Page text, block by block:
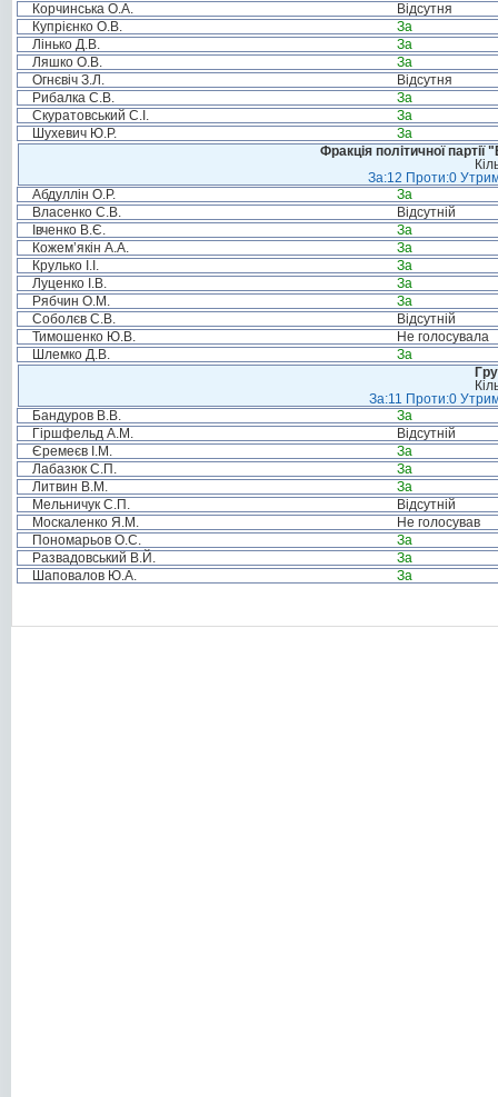
Корчинська О.А.
Відсутня
Купрієнко О.В.
За
Лінько Д.В.
За
Ляшко О.В.
За
Огнєвіч З.Л.
Відсутня
Рибалка С.В.
За
Скуратовський С.І.
За
Шухевич Ю.Р.
За
Фракція політичної
За:12 Проти:0
Абдуллін О.Р.
За
Власенко С.В.
Відсутній
Івченко В.Є.
За
Кожем’якін А.А.
За
Крулько І.І.
За
Луценко І.В.
За
Рябчин О.М.
За
Соболєв С.В.
Відсутній
Тимошенко Ю.В.
Не голосувала
Шлемко Д.В.
За
За:11 Проти:0
Бандуров В.В.
За
Гіршфельд А.М.
Відсутній
Єремеєв І.М.
За
Лабазюк С.П.
За
Литвин В.М.
За
Мельничук С.П.
Відсутній
Москаленко Я.М.
Не голосував
Пономарьов О.С.
За
Развадовський В.Й.
За
Шаповалов Ю.А.
За